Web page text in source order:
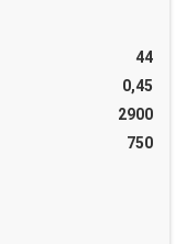
44
0,45
2900
750